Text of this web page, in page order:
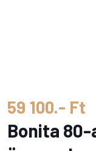
59 100.- Ft
Bonita 80-